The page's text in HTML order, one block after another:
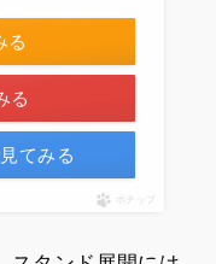
る
る
てみる
ポチップ